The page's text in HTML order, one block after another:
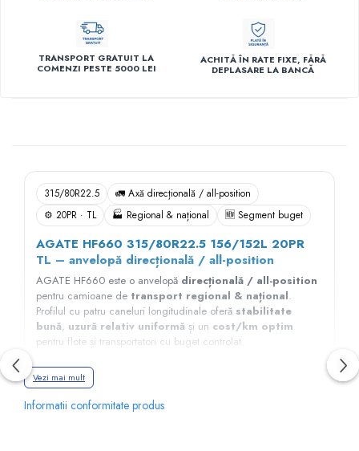
TRANSPORT GRATUIT LA
COMENZI PESTE 5000 LEI
ACHITĂ ÎN RATE FIXE, FĂRĂ
DEPLASARE LA BANCĂ
315/80R22.5
🚛 Axă direcțională / all-position
⚙️ 20PR · TL
🏭 Regional & național 🆕 Segment buget
AGATE HF660 315/80R22.5 156/152L 20PR
TL – anvelopă direcțională / all-position
AGATE HF660 este o anvelopă direcțională / all-position
pentru camioane de transport regional & național.
Profilul cu patru caneluri longitudinale oferă stabilitate
bună, uzură relativ uniformă și un cost/km optim
pentru flote și transportatori cu buget controlat.
➤Dimensiune:
➤Indice sarcină:
Indice viteză: L (până la 120 km/h, conform
Vezi mai mult
Informatii conformitate produs